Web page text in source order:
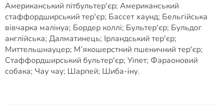
Американський пітбультер'єр; Американський
стаффордширський тер'єр; Бассет хаунд; Бельгійська
вівчарка малінуа; Бордер коллі; Бультер'єр; Бульдог
англійська; Далматинець; Ірландський тер'єр;
Миттельшнауцер; М’якошерстний пшеничний тер'єр;
Стаффордширський бультер'єр; Уіпет; Фараоновий
собака; Чау чау; Шарпей; Шиба-іну.